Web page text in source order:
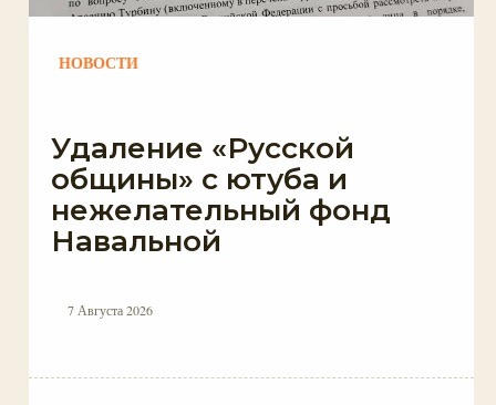
НОВОСТИ
Удаление «Русской
общины» с ютуба и
нежелательный фонд
Навальной
7 Августа 2026